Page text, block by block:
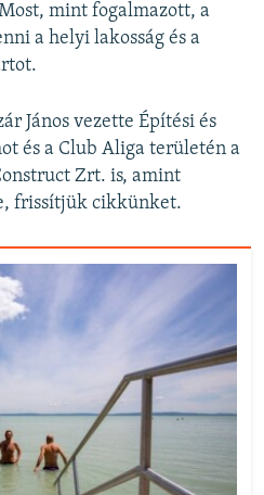
mint fogalmazott, a
a helyi lakosság és a
János vezette Építési és
és a Club Aliga területén a
Zrt. is, amint
frissítjük cikkünket.